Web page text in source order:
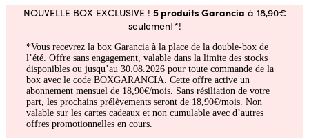
NOUVELLE BOX EXCLUSIVE ! 5 produits Garancia à 18,90€
seulement*!
*Vous recevrez la box Garancia à la place de la double-box de
l’été. Offre sans engagement, valable dans la limite des stocks
disponibles ou jusqu’au 30.08.2026 pour toute commande de la
box avec le code BOXGARANCIA. Cette offre active un
abonnement mensuel de 18,90€/mois. Sans résiliation de votre
part, les prochains prélèvements seront de 18,90€/mois. Non
valable sur les cartes cadeaux et non cumulable avec d’autres
offres promotionnelles en cours.